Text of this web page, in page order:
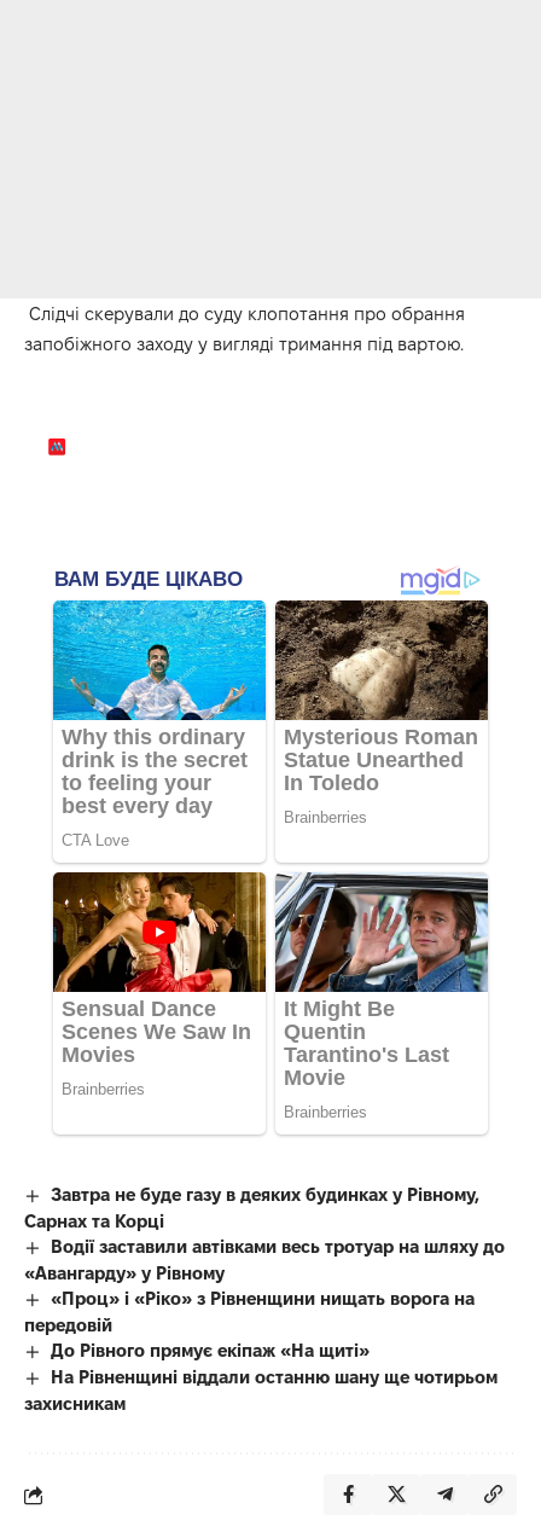
Слідчі скерували до суду клопотання про обрання
запобіжного заходу у вигляді тримання під вартою.
Завтра не буде газу в деяких будинках у Рівному,
Сарнах та Корці
Водії заставили автівками весь тротуар на шляху до
«Авангарду» у Рівному
«Проц» і «Ріко» з Рівненщини нищать ворога на
передовій
До Рівного прямує екіпаж «На щиті»
На Рівненщині віддали останню шану ще чотирьом
захисникам